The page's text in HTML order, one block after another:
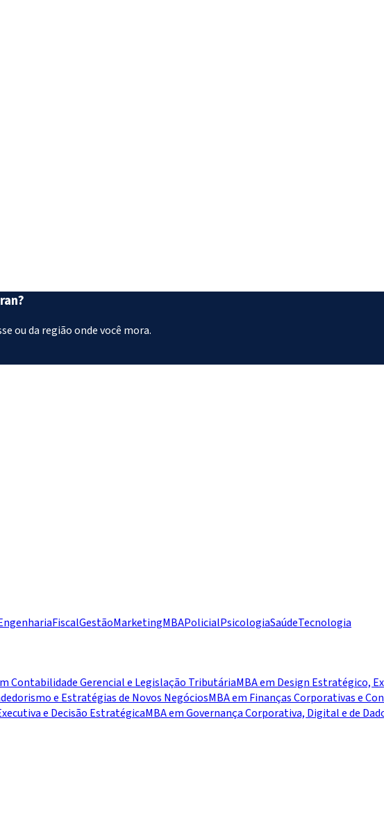
ou da região onde você mora.
FiscalGestãoMarketingMBAPolicialPsicologiaSaúdeTecnologia
Contabilidade Gerencial e Legislação TributáriaMBA em Design Estratégico,
e Estratégias de Novos NegóciosMBA em Finanças Corporativas e
e Decisão EstratégicaMBA em Governança Corporativa, Digital e de